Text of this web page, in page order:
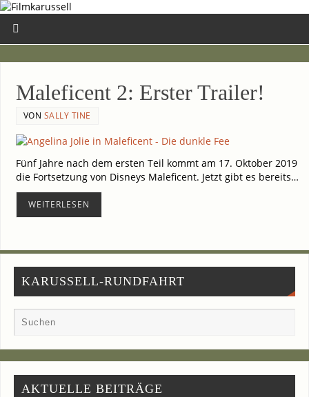
Mal­e­fi­cent 2: Ers­ter Trailer!
VON SALLY TINE
Fünf Jah­re nach dem ers­ten Teil kommt am 17. Okto­ber 2019
die Fort­set­zung von Dis­neys Mal­e­fi­cent. Jetzt gibt es bereits…
WEI­TER­LE­SEN
KARUSSELL-RUNDFAHRT
AKTU­EL­LE BEITRÄGE